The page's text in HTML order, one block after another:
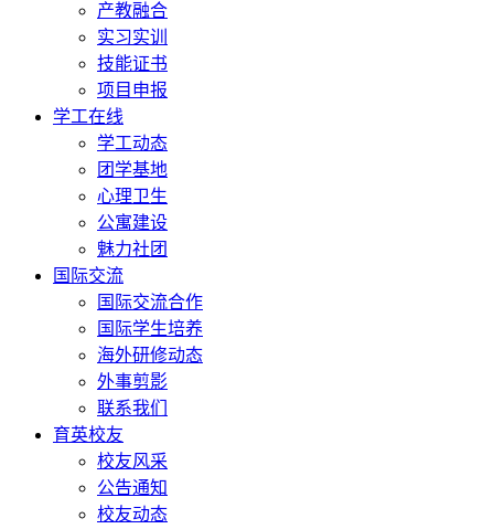
产教融合
实习实训
技能证书
项目申报
学工在线
学工动态
团学基地
心理卫生
公寓建设
魅力社团
国际交流
国际交流合作
国际学生培养
海外研修动态
外事剪影
联系我们
育英校友
校友风采
公告通知
校友动态